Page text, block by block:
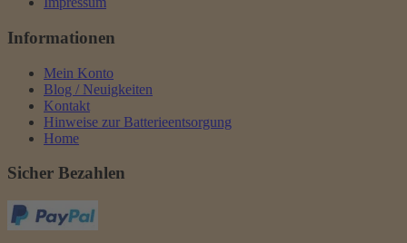
Informationen
Mein Konto
Blog / Neuigkeiten
Kontakt
Hinweise zur Batterieentsorgung
Home
Sicher Bezahlen